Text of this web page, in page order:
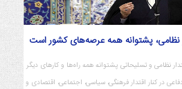
پشتوانه همه عرصه‌های کشور است
نظامی و تسلیحاتی پشتوانه همه راه‌ها و کارهای دیگر
در کنار اقتدار فرهنگی، سیاسی، اجتماعی، اقتصادی و